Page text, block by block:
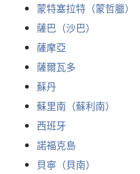
蒙特塞拉特（蒙哲臘）
薩巴（沙巴）
薩摩亞
薩爾瓦多
蘇丹
蘇里南（蘇利南）
西班牙
諾福克島
貝寧（貝南）